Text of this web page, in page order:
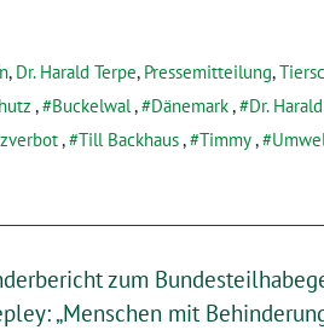
, Dr. Harald Terpe, Pressemitteilung,
, Buckelwal, Dänemark, Dr.
, Till Backhaus, Timmy,
zum
„Menschen mit